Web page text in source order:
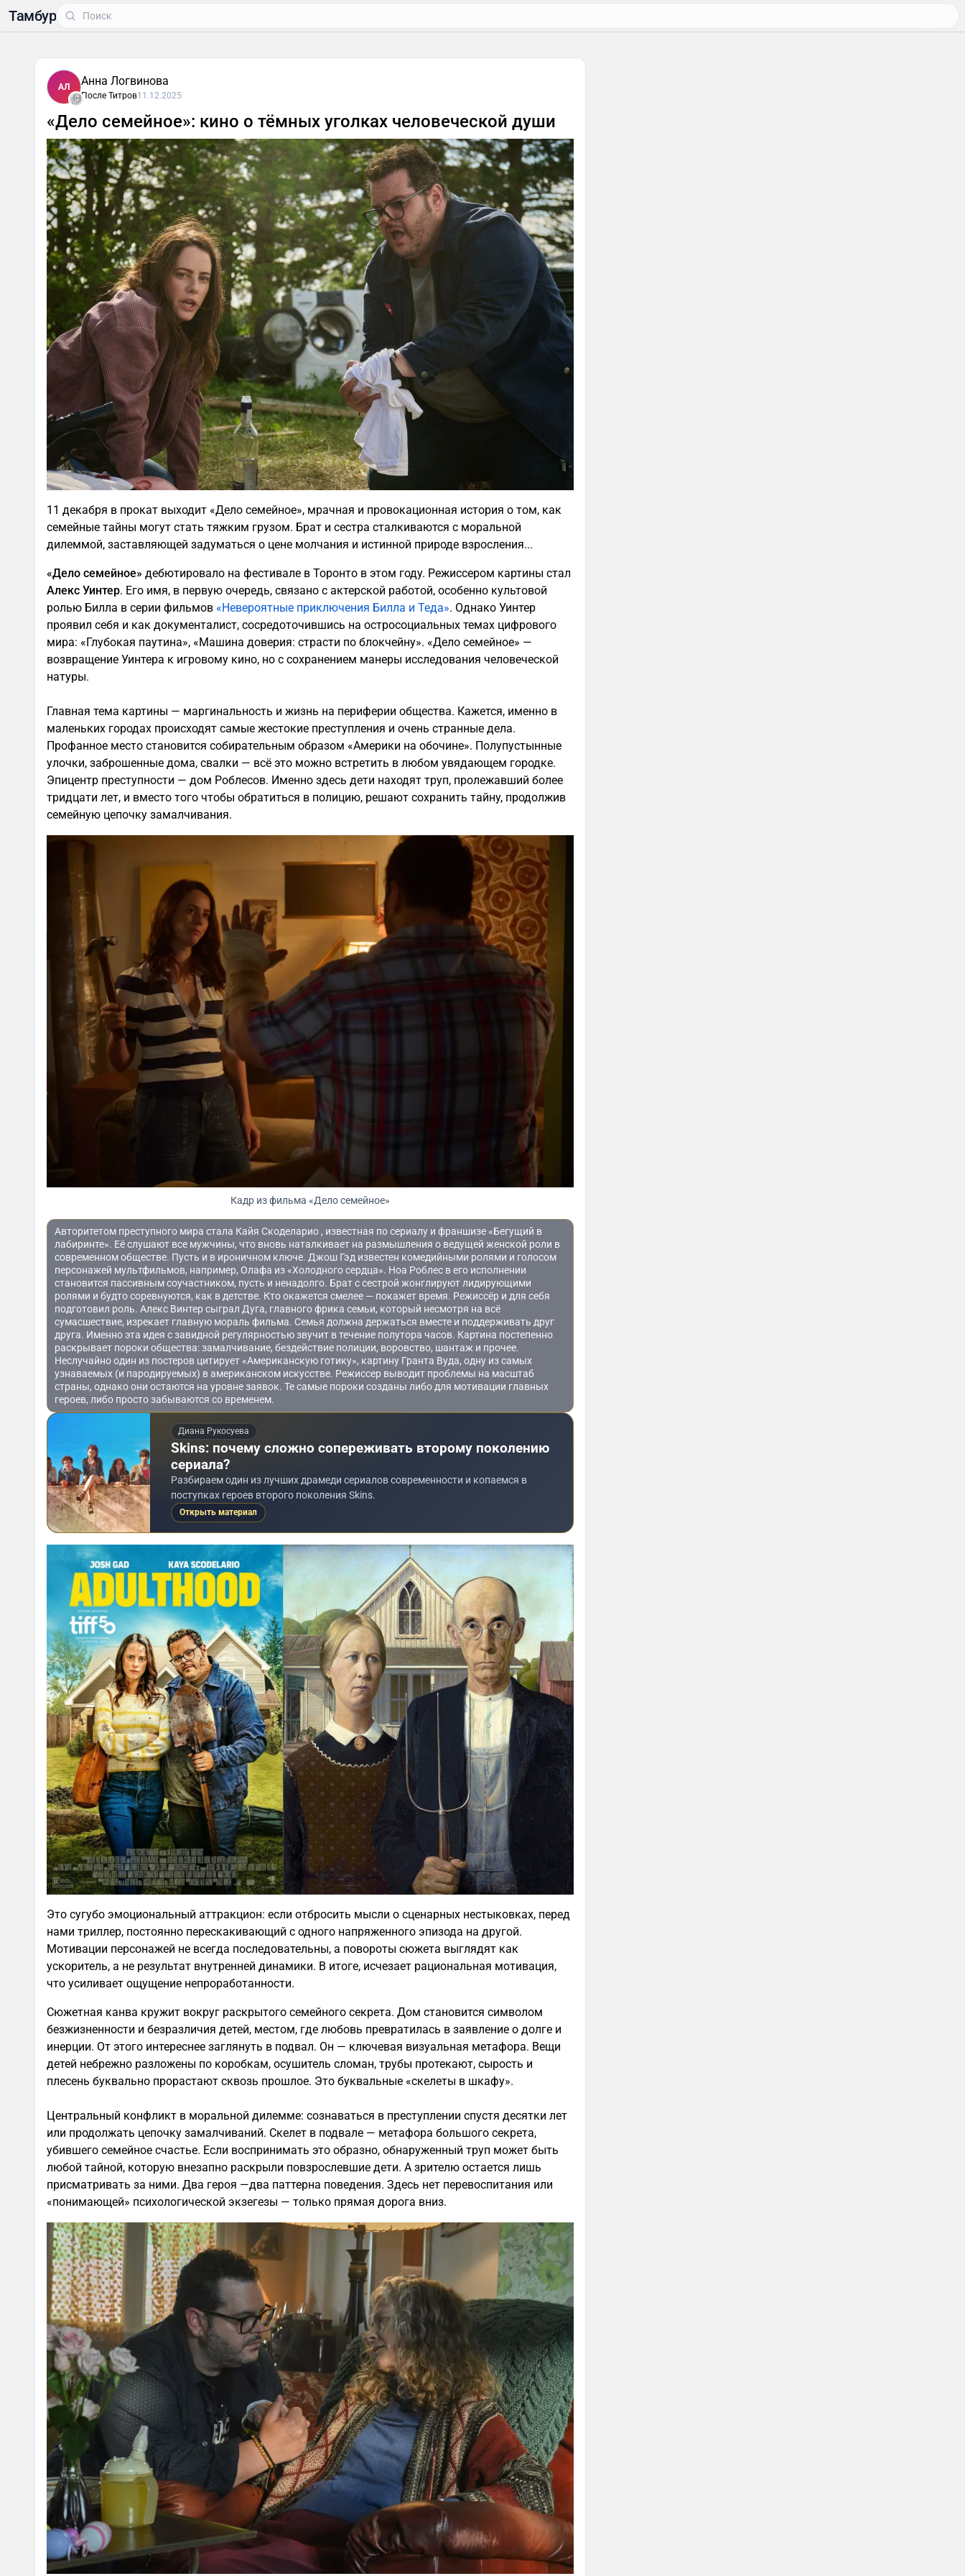
Тамбур
АЛ Анна Логвинова
После Титров11.12.2025
«Дело семейное»: кино о тёмных уголках человеческой души
11 декабря в прокат выходит «Дело семейное», мрачная и провокационная история о том, как
семейные тайны могут стать тяжким грузом. Брат и сестра сталкиваются с моральной
дилеммой, заставляющей задуматься о цене молчания и истинной природе взросления...
«Дело семейное» дебютировало на фестивале в Торонто в этом году. Режиссером картины стал
Алекс Уинтер. Его имя, в первую очередь, связано с актерской работой, особенно культовой
ролью Билла в серии фильмов «Невероятные приключения Билла и Теда». Однако Уинтер
проявил себя и как документалист, сосредоточившись на остросоциальных темах цифрового
мира: «Глубокая паутина», «Машина доверия: страсти по блокчейну». «Дело семейное» —
возвращение Уинтера к игровому кино, но с сохранением манеры исследования человеческой
натуры.
Главная тема картины — маргинальность и жизнь на периферии общества. Кажется, именно в
маленьких городах происходят самые жестокие преступления и очень странные дела.
Профанное место становится собирательным образом «Америки на обочине». Полупустынные
улочки, заброшенные дома, свалки — всё это можно встретить в любом увядающем городке.
Эпицентр преступности — дом Роблесов. Именно здесь дети находят труп, пролежавший более
тридцати лет, и вместо того чтобы обратиться в полицию, решают сохранить тайну, продолжив
семейную цепочку замалчивания.
Кадр из фильма «Дело семейное»
Авторитетом преступного мира стала Кайя Скоделарио , известная по сериалу и франшизе «Бегущий в
лабиринте». Её слушают все мужчины, что вновь наталкивает на размышления о ведущей женской роли в
современном обществе. Пусть и в ироничном ключе. Джош Гэд известен комедийными ролями и голосом
персонажей мультфильмов, например, Олафа из «Холодного сердца». Ноа Роблес в его исполнении
становится пассивным соучастником, пусть и ненадолго. Брат с сестрой жонглируют лидирующими
ролями и будто соревнуются, как в детстве. Кто окажется смелее — покажет время. Режиссёр и для себя
подготовил роль. Алекс Винтер сыграл Дуга, главного фрика семьи, который несмотря на всё
сумасшествие, изрекает главную мораль фильма. Семья должна держаться вместе и поддерживать друг
друга. Именно эта идея с завидной регулярностью звучит в течение полутора часов. Картина постепенно
раскрывает пороки общества: замалчивание, бездействие полиции, воровство, шантаж и прочее.
Неслучайно один из постеров цитирует «Американскую готику», картину Гранта Вуда, одну из самых
узнаваемых (и пародируемых) в американском искусстве. Режиссер выводит проблемы на масштаб
страны, однако они остаются на уровне заявок. Те самые пороки созданы либо для мотивации главных
героев, либо просто забываются со временем.
Диана Рукосуева
Skins: почему сложно сопереживать второму поколению
сериала?
Разбираем один из лучших драмеди сериалов современности и копаемся в
поступках героев второго поколения Skins.
Открыть материал
Это сугубо эмоциональный аттракцион: если отбросить мысли о сценарных нестыковках, перед
нами триллер, постоянно перескакивающий с одного напряженного эпизода на другой.
Мотивации персонажей не всегда последовательны, а повороты сюжета выглядят как
ускоритель, а не результат внутренней динамики. В итоге, исчезает рациональная мотивация,
что усиливает ощущение непроработанности.
Сюжетная канва кружит вокруг раскрытого семейного секрета. Дом становится символом
безжизненности и безразличия детей, местом, где любовь превратилась в заявление о долге и
инерции. От этого интереснее заглянуть в подвал. Он — ключевая визуальная метафора. Вещи
детей небрежно разложены по коробкам, осушитель сломан, трубы протекают, сырость и
плесень буквально прорастают сквозь прошлое. Это буквальные «скелеты в шкафу».
Центральный конфликт в моральной дилемме: сознаваться в преступлении спустя десятки лет
или продолжать цепочку замалчиваний. Скелет в подвале — метафора большого секрета,
убившего семейное счастье. Если воспринимать это образно, обнаруженный труп может быть
любой тайной, которую внезапно раскрыли повзрослевшие дети. А зрителю остается лишь
присматривать за ними. Два героя —два паттерна поведения. Здесь нет перевоспитания или
«понимающей» психологической экзегезы — только прямая дорога вниз.